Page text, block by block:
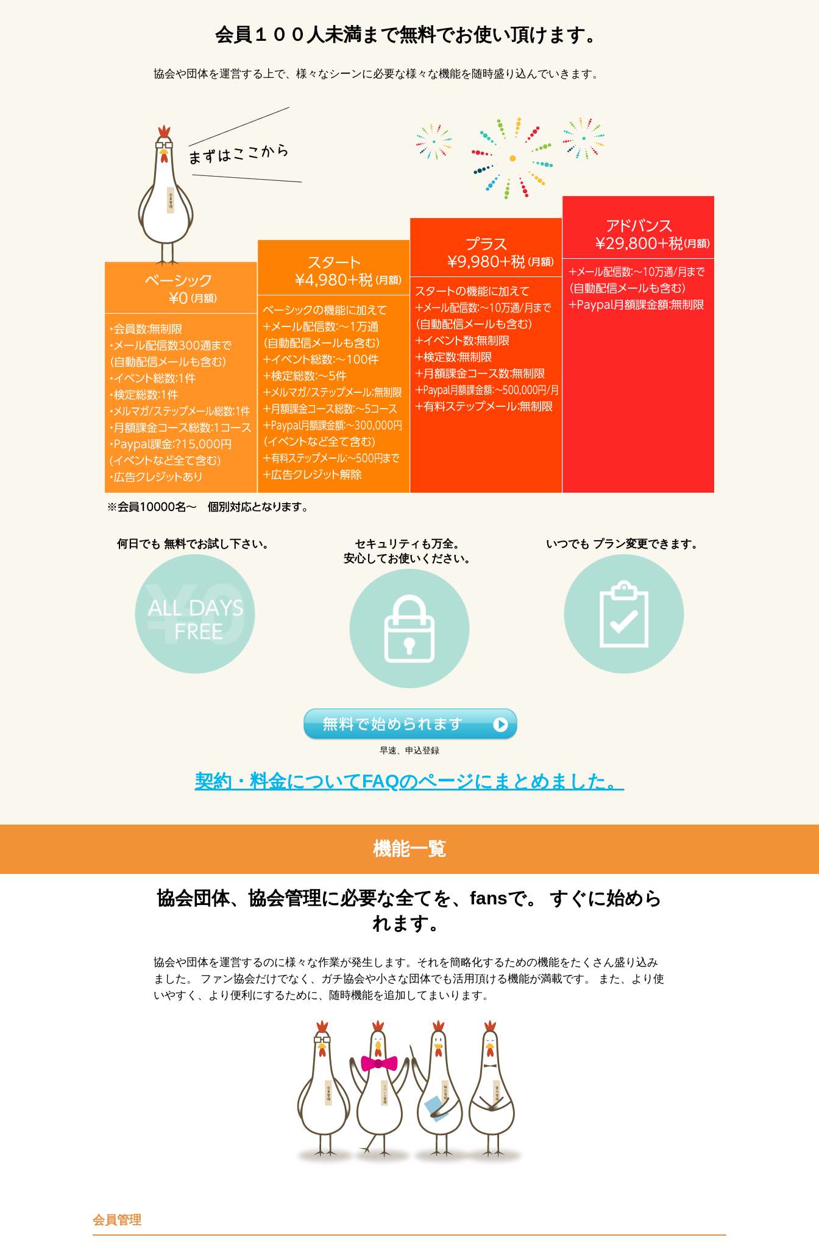
会員１００人未満まで無料でお使い頂けます。
協会や団体を運営する上で、様々なシーンに必要な様々な機能を随時盛り込んでいきます。
何日でも 無料でお試し下さい。
セキュリティも万全。
安心してお使いください。
いつでも プラン変更できます。
早速、申込登録
契約・料金についてFAQのページにまとめました。
機能一覧
協会団体、協会管理に必要な全てを、fansで。 すぐに始めら
れます。
協会や団体を運営するのに様々な作業が発生します。それを簡略化するための機能をたくさん盛り込み
ました。 ファン協会だけでなく、ガチ協会や小さな団体でも活用頂ける機能が満載です。 また、より使
いやすく、より便利にするために、随時機能を追加してまいります。
会員管理